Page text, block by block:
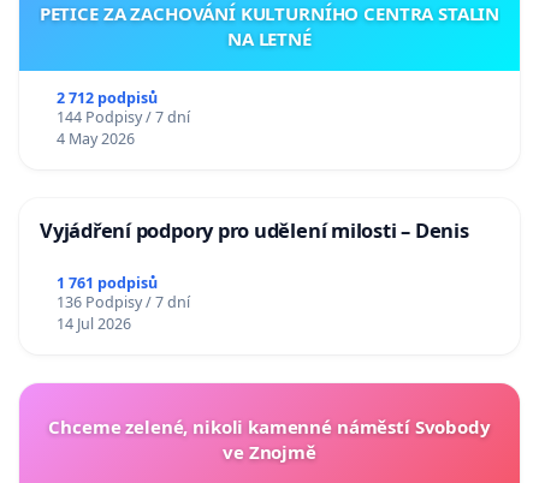
PETICE ZA ZACHOVÁNÍ KULTURNÍHO CENTRA STALIN
NA LETNÉ
2 712 podpisů
144 Podpisy / 7 dní
4 May 2026
Vyjádření podpory pro udělení milosti – Denis
1 761 podpisů
136 Podpisy / 7 dní
14 Jul 2026
Chceme zelené, nikoli kamenné náměstí Svobody
ve Znojmě